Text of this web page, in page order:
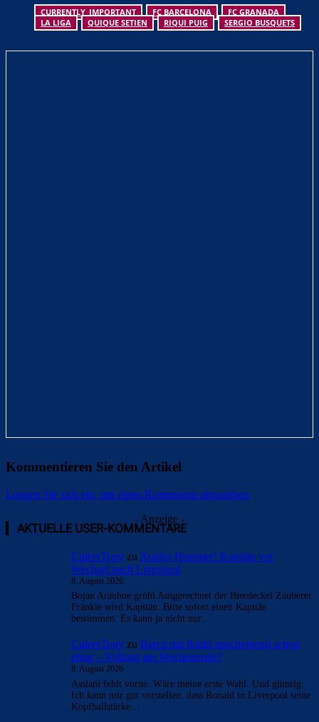
CURRENTLY_IMPORTANT FC BARCELONA
FC GRANADA
LA LIGA
QUIQUE SETIEN RIQUI PUIG SERGIO BUSQUETS
Kommentieren Sie den Artikel
Loggen Sie sich ein, um einen Kommentar abzugeben
- Anzeige -
AKTUELLE USER-KOMMENTARE
CulersTony zu Araújo-Hammer! Kapitän vor
Wechsel nach Liverpool
8. August 2026
Bojan Arauhoe gröhl Ausgerechnet der Bierdeckel Zauberer
Fränkie wird Kapitän. Bitte sofort einen Kapitän
bestimmen. Es kann ja nicht nur…
CulersTony zu Barça mit Rodri anscheinend schon
einig – Vollzug am Wochenende?
8. August 2026
Asslani fehlt vorne. Wäre meine erste Wahl. Und günstig.
Ich kann mir gut vorstellen, dass Ronald in Liverpool seine
Kopfballstärke…